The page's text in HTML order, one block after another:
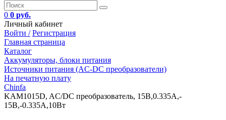
0 0 руб.
Личный кабинет
Войти / Регистрация
Главная страница
Каталог
Аккумуляторы, блоки питания
Источники питания (AC-DC преобразователи)
На печатную плату
Chinfa
KAM1015D, AC/DC преобразователь, 15В,0.335А,-
15В,-0.335А,10Вт